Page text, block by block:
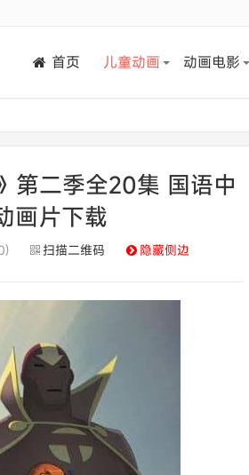
首页 儿童动画 动画电影
第二季全20集 国语中
画片下载
扫描二维码 隐藏侧边